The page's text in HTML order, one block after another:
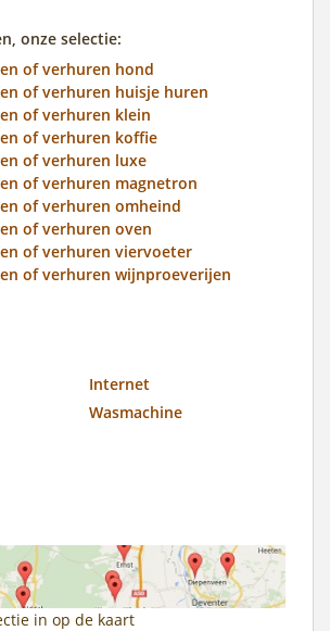
onze selectie:
of verhuren hond
of verhuren huisje huren
of verhuren klein
of verhuren koffie
of verhuren luxe
of verhuren magnetron
of verhuren omheind
of verhuren oven
of verhuren viervoeter
of verhuren wijnproeverijen
Internet
Wasmachine
in op de kaart